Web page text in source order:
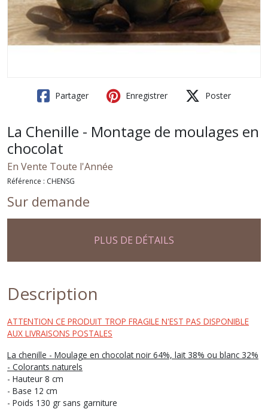
Partager Enregistrer Poster
La Chenille - Montage de moulages en
chocolat
En Vente Toute l'Année
Référence : CHENSG
Sur demande
PLUS DE DÉTAILS
Description
ATTENTION CE PRODUIT TROP FRAGILE N'EST PAS DISPONIBLE
AUX LIVRAISONS POSTALES
La chenille - Moulage en chocolat noir 64%, lait 38% ou blanc 32%
- Colorants naturels
- Hauteur 8 cm
- Base 12 cm
- Poids 130 gr sans garniture